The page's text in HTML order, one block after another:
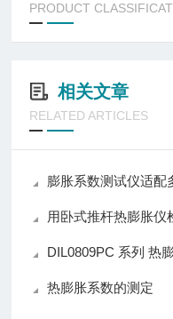
PRODUCT
相关文章
RELATED ARTICLES
膨胀系数测试仪适配多
用卧式推杆热膨胀仪
DIL0809PC 系列 热
热膨胀系数的测定